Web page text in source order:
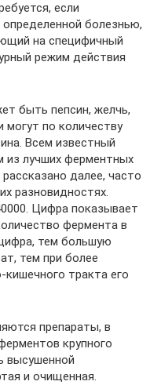
если
болезнью,
на специфичный
режим действия
быть пепсин, желчь,
могут по количеству
Всем известный
из лучших ферментных
далее, часто
разновидностях.
Цифра показывает
фермента в
тем большую
тем при более
тракта его
препараты, в
крупного
высушенной
и очищенная.